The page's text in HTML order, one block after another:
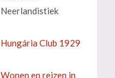
Neerlandistiek
Hungária Club 1929
Wonen en reizen in